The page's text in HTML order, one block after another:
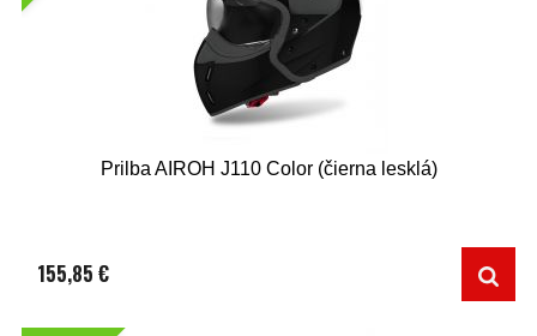
Prilba AIROH J110 Color (čierna lesklá)
155,85 €